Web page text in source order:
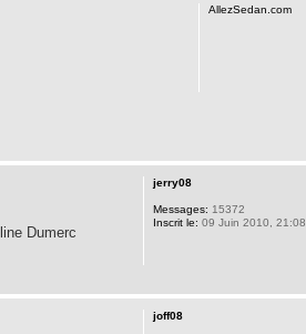
AllezSedan.com
Dumerc
jerry08
Messages: 15372
Inscrit le: 09 Juin 2010, 21:08
joff08